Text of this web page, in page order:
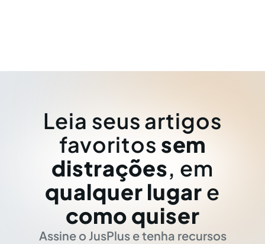
Leia seus artigos
favoritos sem
distrações, em
qualquer lugar e
como quiser
Assine o JusPlus e tenha recursos